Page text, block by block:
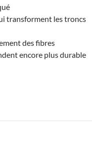
transforment les troncs
des fibres
encore plus durable